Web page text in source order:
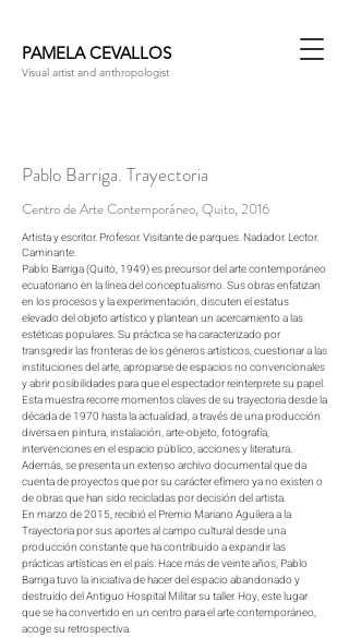
PAMELA CEVALLOS
Visual artist and anthropologist
Pablo Barriga. Trayectoria
Centro de Arte Contemporáneo, Quito, 2016
Artista y escritor. Profesor. Visitante de parques. Nadador. Lector.
Caminante.
Pablo Barriga (Quito, 1949) es precursor del arte contemporáneo
ecuatoriano en la línea del conceptualismo. Sus obras enfatizan
en los procesos y la experimentación, discuten el estatus
elevado del objeto artístico y plantean un acercamiento a las
estéticas populares. Su práctica se ha caracterizado por
transgredir las fronteras de los géneros artísticos, cuestionar a las
instituciones del arte, apropiarse de espacios no convencionales
y abrir posibilidades para que el espectador reinterprete su papel.
Esta muestra recorre momentos claves de su trayectoria desde la
década de 1970 hasta la actualidad, a través de una producción
diversa en pintura, instalación, arte-objeto, fotografía,
intervenciones en el espacio público, acciones y literatura.
Además, se presenta un extenso archivo documental que da
cuenta de proyectos que por su carácter efímero ya no existen o
de obras que han sido recicladas por decisión del artista.
En marzo de 2015, recibió el Premio Mariano Aguilera a la
Trayectoria por sus aportes al campo cultural desde una
producción constante que ha contribuido a expandir las
prácticas artísticas en el país. Hace más de veinte años, Pablo
Barriga tuvo la iniciativa de hacer del espacio abandonado y
destruido del Antiguo Hospital Militar su taller. Hoy, este lugar
que se ha convertido en un centro para el arte contemporáneo,
acoge su retrospectiva.